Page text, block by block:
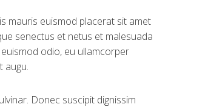
mauris euismod placerat sit amet
senectus et netus et malesuada
odio, eu ullamcorper
augu.
Donec suscipit dignissim